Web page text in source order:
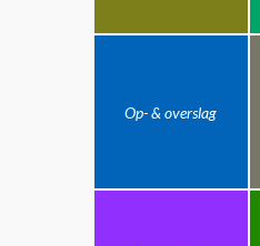
Op- & overslag